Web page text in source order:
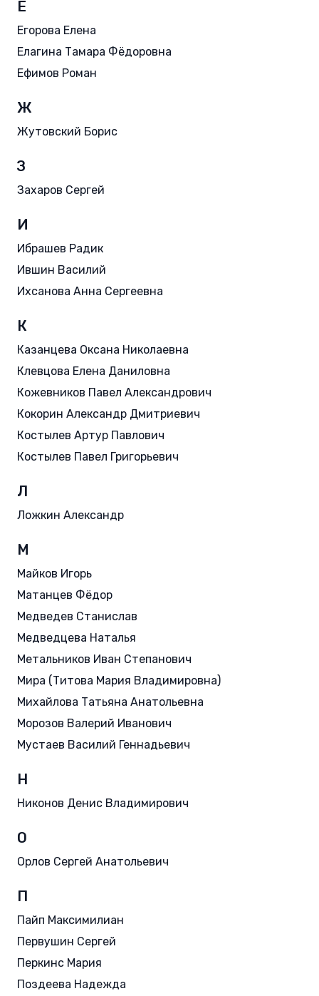
Е
Егорова Елена
Елагина Тамара Фёдоровна
Ефимов Роман
Ж
Жутовский Борис
З
Захаров Сергей
И
Ибрашев Радик
Ившин Василий
Ихсанова Анна Сергеевна
К
Казанцева Оксана Николаевна
Клевцова Елена Даниловна
Кожевников Павел Александрович
Кокорин Александр Дмитриевич
Костылев Артур Павлович
Костылев Павел Григорьевич
Л
Ложкин Александр
М
Майков Игорь
Матанцев Фёдор
Медведев Станислав
Медведцева Наталья
Метальников Иван Степанович
Мира (Титова Мария Владимировна)
Михайлова Татьяна Анатольевна
Морозов Валерий Иванович
Мустаев Василий Геннадьевич
Н
Никонов Денис Владимирович
О
Орлов Сергей Анатольевич
П
Пайп Максимилиан
Первушин Сергей
Перкинс Мария
Поздеева Надежда